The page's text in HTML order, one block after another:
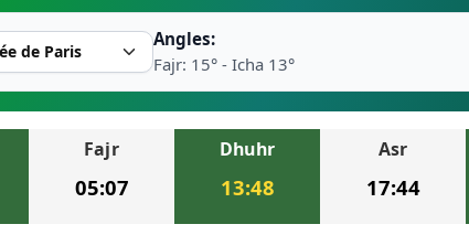
la prière
Angles:
Fajr: 15° - Icha 13°
Fajr
05:07
Dhuhr
13:48
Asr
17:44